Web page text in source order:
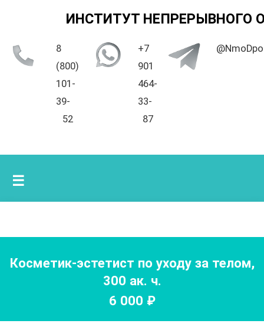
ИНСТИТУТ НЕПРЕРЫВНОГО
8
(800)
101-
39-
52
+7
901
464-
33-
87
☰
Косметик-эстетист по уходу за телом,
300 ак. ч.
6 000 ₽